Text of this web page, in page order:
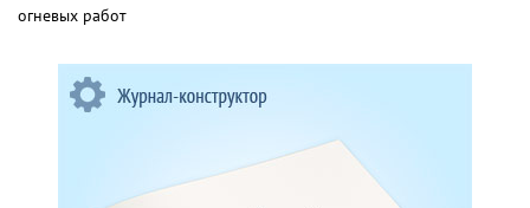
Прайс-листы
Сотрудничество
Поставщикам
ПН - ЧТ:
огневых работ